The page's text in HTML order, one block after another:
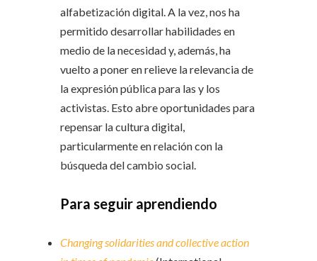
alfabetización digital. A la vez, nos ha
permitido desarrollar habilidades en
medio de la necesidad y, además, ha
vuelto a poner en relieve la relevancia de
la expresión pública para las y los
activistas. Esto abre oportunidades para
repensar la cultura digital,
particularmente en relación con la
búsqueda del cambio social.
Para seguir aprendiendo
Changing solidarities and collective action